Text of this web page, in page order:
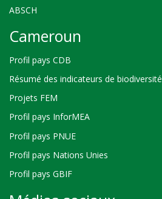
ABSCH
Cameroun
Profil pays CDB
Résumé des indicateurs de biodiversité
Projets FEM
Profil pays InforMEA
Profil pays PNUE
Profil pays Nations Unies
Profil pays GBIF